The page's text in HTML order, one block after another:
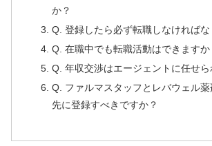
か？
Q. 登録したら必ず転職しなければな
Q. 在職中でも転職活動はできますか
Q. 年収交渉はエージェントに任せら
Q. ファルマスタッフとレバウェル
先に登録すべきですか？